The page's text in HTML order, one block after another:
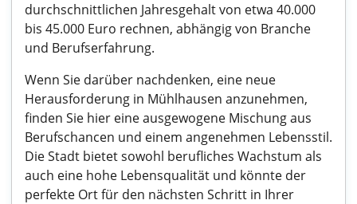
durchschnittlichen Jahresgehalt von etwa 40.000
bis 45.000 Euro rechnen, abhängig von Branche
und Berufserfahrung.
Wenn Sie darüber nachdenken, eine neue
Herausforderung in Mühlhausen anzunehmen,
finden Sie hier eine ausgewogene Mischung aus
Berufschancen und einem angenehmen Lebensstil.
Die Stadt bietet sowohl berufliches Wachstum als
auch eine hohe Lebensqualität und könnte der
perfekte Ort für den nächsten Schritt in Ihrer